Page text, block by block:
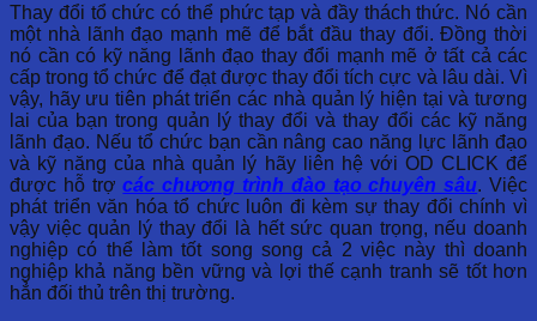
Thay đổi tổ chức có thể phức tạp và đầy thách thức. Nó cần
một nhà lãnh đạo mạnh mẽ để bắt đầu thay đổi. Đồng thời
nó cần có kỹ năng lãnh đạo thay đổi mạnh mẽ ở tất cả các
cấp trong tổ chức để đạt được thay đổi tích cực và lâu dài. Vì
vậy, hãy ưu tiên phát triển các nhà quản lý hiện tại và tương
lai của bạn trong quản lý thay đổi và thay đổi các kỹ năng
lãnh đạo. Nếu tổ chức bạn cần nâng cao năng lực lãnh đạo
và kỹ năng của nhà quản lý hãy liên hệ với OD CLICK để
được hỗ trợcác chương trình đào tạo chuyên sâu. Việc
phát triển văn hóa tổ chức luôn đi kèm sự thay đổi chính vì
vậy việc quản lý thay đổi là hết sức quan trọng, nếu doanh
nghiệp có thể làm tốt song song cả 2 việc này thì doanh
nghiệp khả năng bền vững và lợi thế cạnh tranh sẽ tốt hơn
hẳn đối thủ trên thị trường.